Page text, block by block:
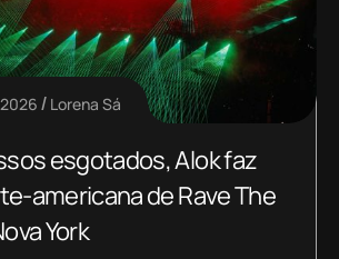
Lorena Sá
esgotados, Alok faz
americana de Rave The
York